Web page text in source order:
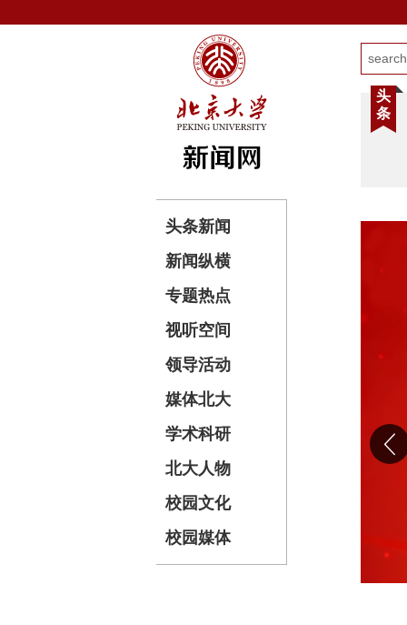
头条新闻
新闻纵横
专题热点
视听空间
领导活动
媒体北大
学术科研
北大人物
校园文化
校园媒体
头
条